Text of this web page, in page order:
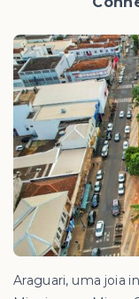
Araguari, uma joia